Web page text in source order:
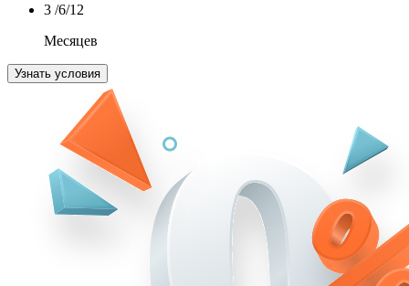
3 /6/12
Месяцев
Узнать условия